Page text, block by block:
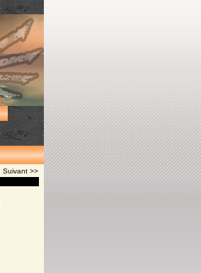
Suivant >>